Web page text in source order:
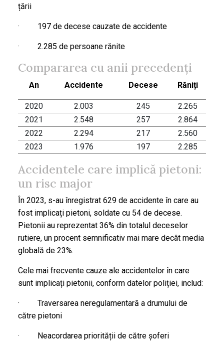
țării
· 197 de decese cauzate de accidente
· 2.285 de persoane rănite
Compararea cu anii precedenți
An Accidente Decese Răniți
2020 2.003 245
2.265
2021
2.548 257
2.864
2022
2.294 217
2.560
2023
1.976 197 2.285
Accidentele care implică pietoni:
un risc major
În 2023, s-au înregistrat 629 de accidente în care au
fost implicați pietoni, soldate cu 54 de decese.
Pietonii au reprezentat 36% din totalul deceselor
rutiere, un procent semnificativ mai mare decât media
globală de 23%.
Cele mai frecvente cauze ale accidentelor în care
sunt implicați pietonii, conform datelor poliției, includ:
· Traversarea neregulamentară a drumului de
către pietoni
· Neacordarea priorității de către șoferi